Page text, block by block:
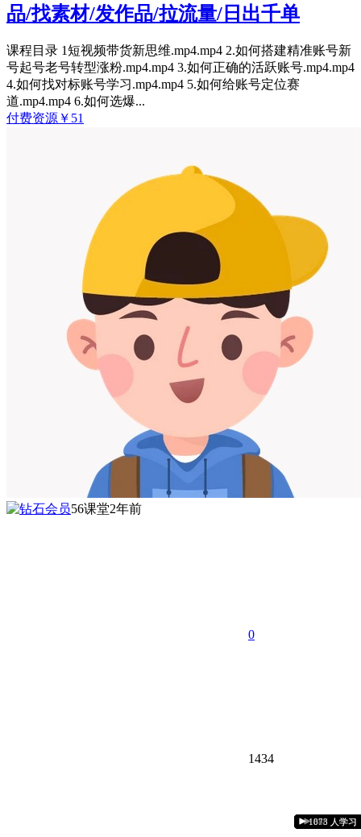
1426 人学习
1607 人学习
1371 人学习
1528 人学习
1288 人学习
1033 人学习
1846 人学习
1032 人学习
1434 人学习
品/找素材/发作品/拉流量/日出千单
课程目录 1短视频带货新思维.mp4.mp4 2.如何搭建精准账号新
号起号老号转型涨粉.mp4.mp4 3.如何正确的活跃账号.mp4.mp4
4.如何找对标账号学习.mp4.mp4 5.如何给账号定位赛
道.mp4.mp4 6.如何选爆...
付费资源 ￥ 51
56课堂2年前
0
1434
1799 人学习
1016 人学习
1878 人学习
888 人学习
1073 人学习